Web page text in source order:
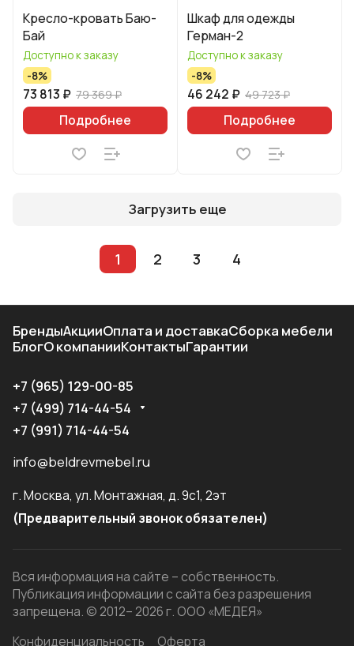
Кресло-кровать Баю-
Бай
Доступно к заказу
-8%
73 813 ₽ 79 369 ₽
Подробнее
Шкаф для одежды
Герман-2
Доступно к заказу
-8%
46 242 ₽ 49 723 ₽
Подробнее
Загрузить еще
1 2 3 4
БрендыАкцииОплата и доставкаСборка мебели
БлогО компанииКонтактыГарантии
+7 (965) 129-00-85
+7 (499) 714-44-54
+7 (991) 714-44-54
info@beldrevmebel.ru
г. Москва, ул. Монтажная, д. 9с1, 2эт
(Предварительный звонок обязателен)
Вся информация на сайте – собственность.
Публикация информации с сайта без разрешения
запрещена. © 2012– 2026 г. ООО «МЕДЕЯ»
Конфиденциальность
Оферта